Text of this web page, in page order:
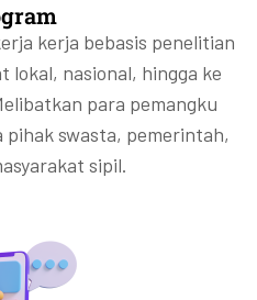
kerja bebasis penelitian
lokal, nasional, hingga ke
para pemangku
swasta, pemerintah,
sipil.